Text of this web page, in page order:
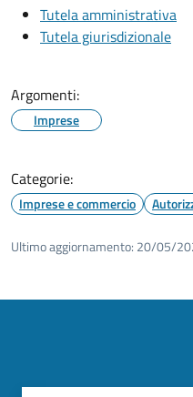
Tutela amministrativa
Tutela giurisdizionale
Argomenti:
Imprese
Categorie:
Imprese e commercio
Ultimo aggiornamento: 20/05/